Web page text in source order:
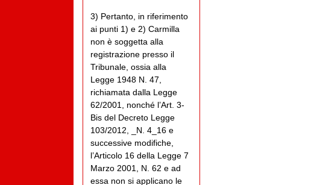
3) Pertanto, in riferimento
ai punti 1) e 2) Carmilla
non è soggetta alla
registrazione presso il
Tribunale, ossia alla
Legge 1948 N. 47,
richiamata dalla Legge
62/2001, nonché l’Art. 3-
Bis del Decreto Legge
103/2012, _N. 4_16 e
successive modifiche,
l’Articolo 16 della Legge 7
Marzo 2001, N. 62 e ad
essa non si applicano le